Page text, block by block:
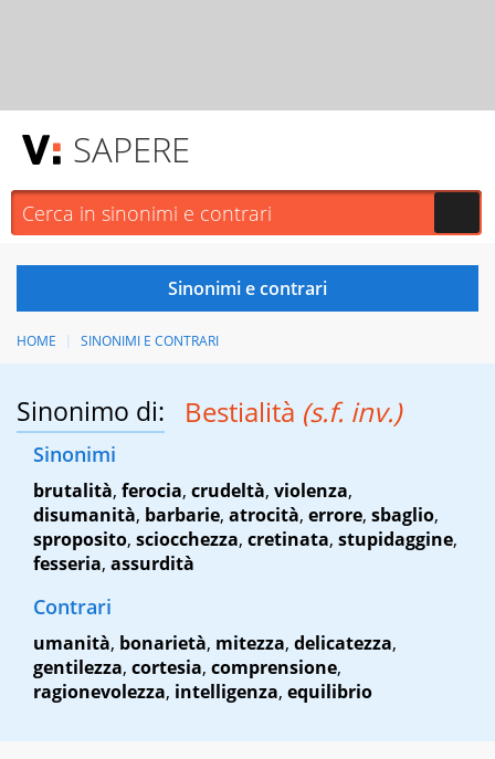
SAPERE
HOME SINONIMI E CONTRARI
Sinonimo di: Bestialità (s.f. inv.)
Sinonimi
brutalità, ferocia, crudeltà, violenza,
disumanità, barbarie, atrocità, errore, sbaglio,
sproposito, sciocchezza, cretinata, stupidaggine,
fesseria, assurdità
Contrari
umanità, bonarietà, mitezza, delicatezza,
gentilezza, cortesia, comprensione,
ragionevolezza, intelligenza, equilibrio